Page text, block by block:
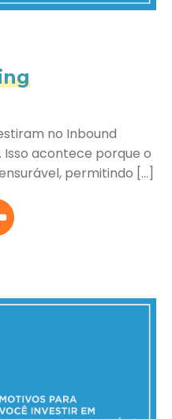
no Inbound
acontece porque o
permitindo […]